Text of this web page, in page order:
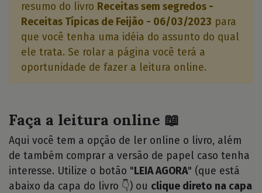
resumo do livro Receitas sem segredos -
Receitas Típicas de Feijão - 06/03/2023 para
que você tenha uma idéia do assunto do qual
ele trata. Se rolar a página você terá a
oportunidade de fazer a leitura online.
Faça a leitura online 📖
Aqui você tem a opção de ler online o livro, além
de também comprar a versão de papel caso tenha
interesse. Utilize o botão " LEIA AGORA" (que está
abaixo da capa do livro 👇) ou clique direto na capa